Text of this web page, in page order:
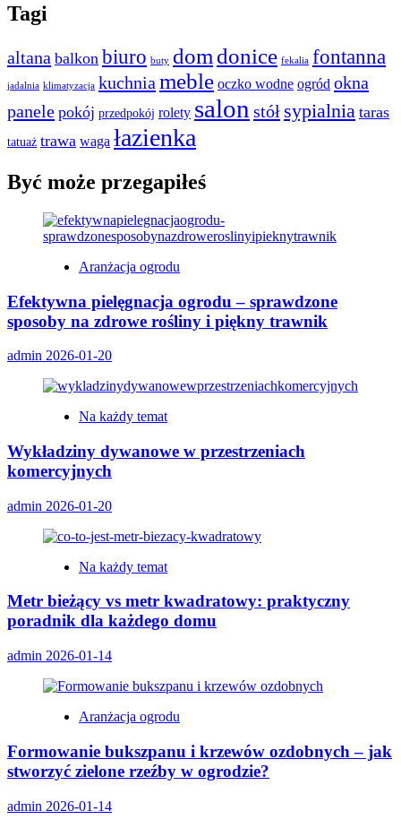
Tagi
altana balkon biuro buty dom donice fekalia fontanna
jadalnia klimatyzacja kuchnia meble oczko wodne ogród okna
panele pokój przedpokój rolety salon stół sypialnia taras
tatuaż trawa waga łazienka
Być może przegapiłeś
Aranżacja ogrodu
Efektywna pielęgnacja ogrodu – sprawdzone
sposoby na zdrowe rośliny i piękny trawnik
admin 2026-01-20
Na każdy temat
Wykładziny dywanowe w przestrzeniach
komercyjnych
admin 2026-01-20
Na każdy temat
Metr bieżący vs metr kwadratowy: praktyczny
poradnik dla każdego domu
admin 2026-01-14
Aranżacja ogrodu
Formowanie bukszpanu i krzewów ozdobnych – jak
stworzyć zielone rzeźby w ogrodzie?
admin 2026-01-14